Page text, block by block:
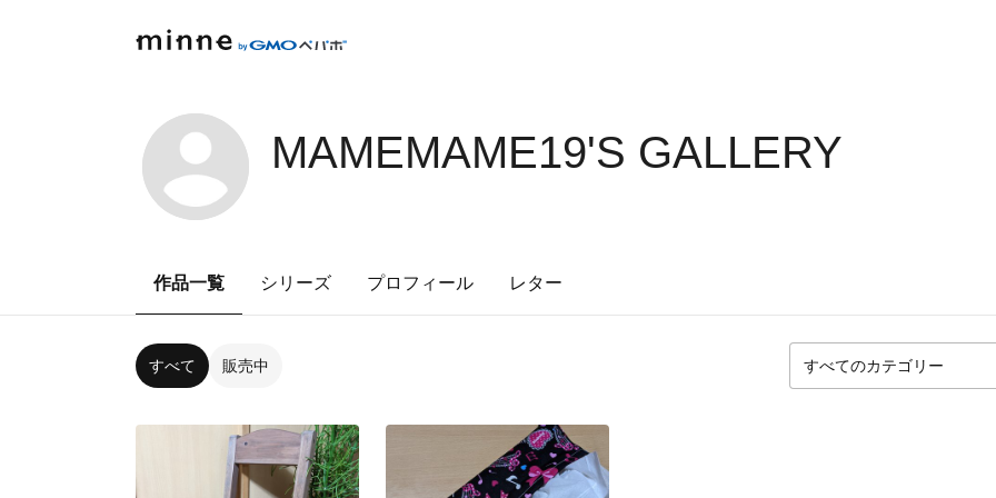
MAMEMAME19'S GALLERY
作品一覧 シリーズ プロフィール レター
すべて 販売中